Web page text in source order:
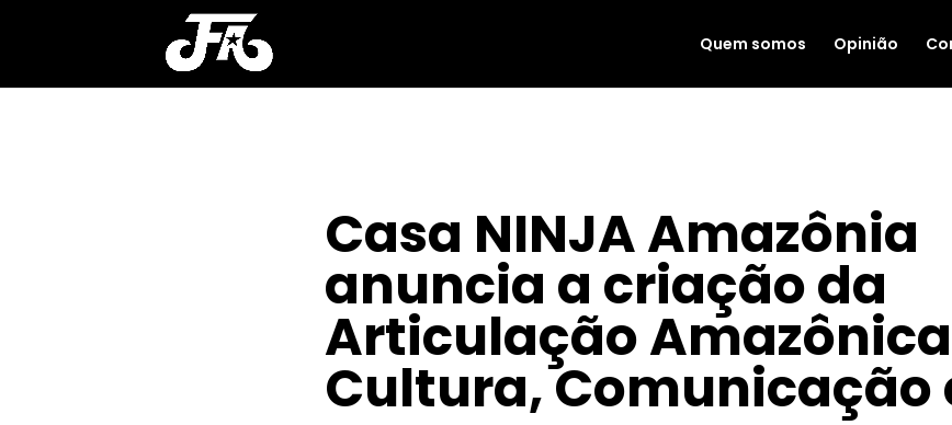
Quem somos Opinião
Casa NINJA Amazônia
anuncia a criação da
Articulação
Cultura, Comunicação